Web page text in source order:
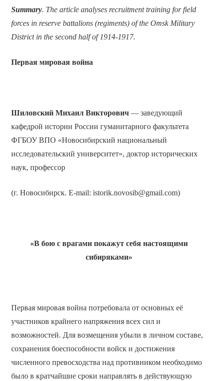
Summary. The article analyses recruitment training for field
forces in reserve battalions (regiments) of the Omsk Military
District in the second half of 1914-1917.
Первая мировая война
Шиловский Михаил Викторович — заведующий
кафедрой истории России гуманитарного факультета
ФГБОУ ВПО «Новосибирский национальный
исследовательский университет», доктор исторических
наук, профессор
(г. Новосибирск. E-mail: istorik.novosib@gmail.com)
«В бою с врагами покажут себя настоящими
сибиряками»
Первая мировая война потребовала от основных её
участников крайнего напряжения всех сил и
возможностей. Для возмещения убыли в личном составе,
сохранения боеспособности войск и достижения
численного превосходства над противником необходимо
было в кратчайшие сроки направлять в действующую